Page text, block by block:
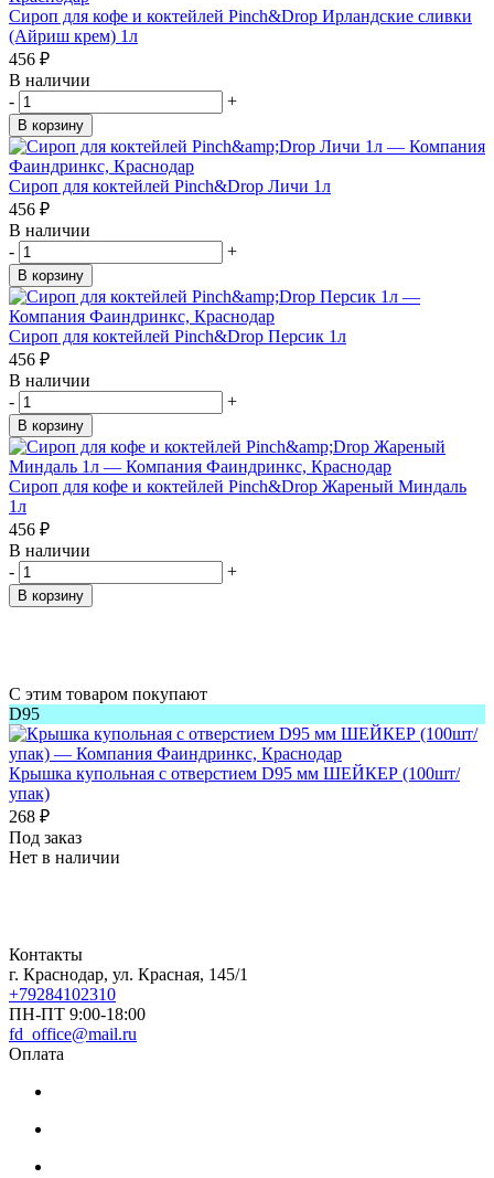
Сироп для кофе и коктейлей Pinch&Drop Ирландские сливки
(Айриш крем) 1л
456 ₽
В наличии
-
+
В корзину
Сироп для коктейлей Pinch&Drop Личи 1л
456 ₽
В наличии
-
+
В корзину
Сироп для коктейлей Pinch&Drop Персик 1л
456 ₽
В наличии
-
+
В корзину
Сироп для кофе и коктейлей Pinch&Drop Жареный Миндаль
1л
456 ₽
В наличии
-
+
В корзину
С этим товаром покупают
D95
Крышка купольная с отверстием D95 мм ШЕЙКЕР (100шт/
упак)
268 ₽
Под заказ
Нет в наличии
Контакты
г. Краснодар, ул. Красная, 145/1
+79284102310
ПН-ПТ 9:00-18:00
fd_office@mail.ru
Оплата